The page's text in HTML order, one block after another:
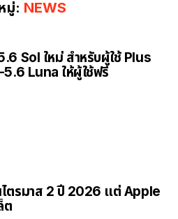
มู่: NEWS
Sol ใหม่ สำหรับผู้ใช้ Plus
5.6 Luna ให้ผู้ใช้ฟรี
ตรมาส 2 ปี 2026 แต่ Apple
ต